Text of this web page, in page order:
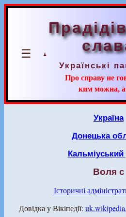
☰
Українські
Про справу не
ким можна, а
Україна
Донецька
Кальміуський
Воля с
Історичні
Довідка у Вікіпедії: